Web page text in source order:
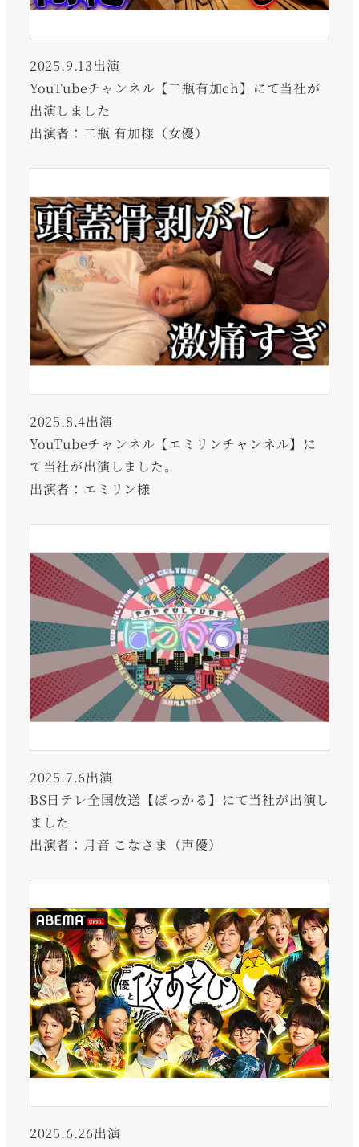
2025.9.13出演
YouTubeチャンネル【二瓶有加ch】にて当社が
出演しました
出演者：二瓶 有加様（女優）
2025.8.4出演
YouTubeチャンネル【エミリンチャンネル】に
て当社が出演しました。
出演者：エミリン様
2025.7.6出演
BS日テレ全国放送【ぽっかる】にて当社が出演し
ました
出演者：月音 こなさま（声優）
2025.6.26出演